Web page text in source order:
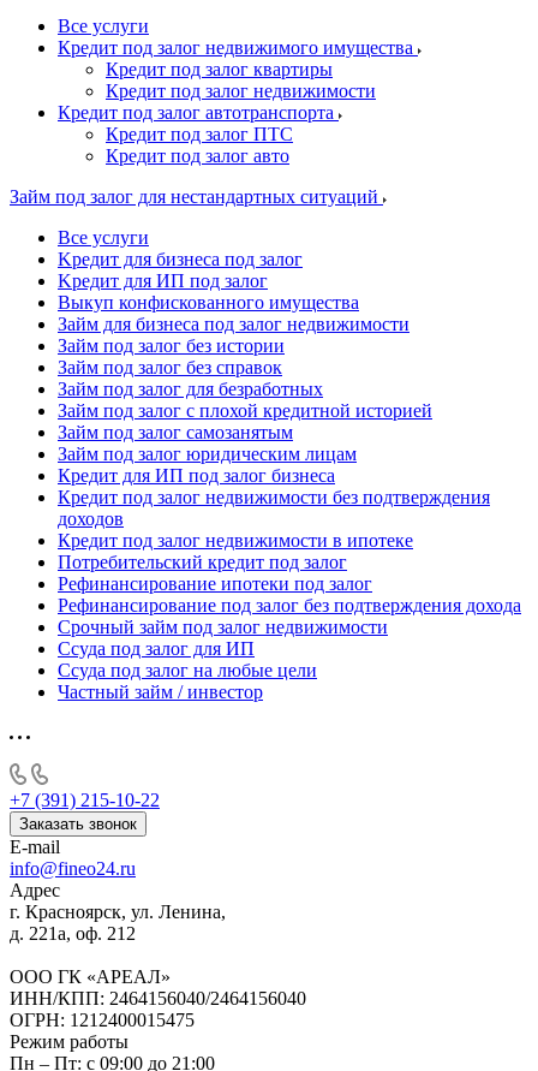
Все услуги
Кредит под залог недвижимого имущества
Кредит под залог квартиры
Кредит под залог недвижимости
Кредит под залог автотранспорта
Кредит под залог ПТС
Кредит под залог авто
Займ под залог для нестандартных ситуаций
Все услуги
Kредит для бизнеса под залог
Kредит для ИП под залог
Выкуп конфискованного имущества
Займ для бизнеса под залог недвижимости
Займ под залог без истории
Займ под залог без справок
Займ под залог для безработных
Займ под залог с плохой кредитной историей
Займ под залог самозанятым
Займ под залог юридическим лицам
Кредит для ИП под залог бизнеса
Кредит под залог недвижимости без подтверждения
доходов
Кредит под залог недвижимости в ипотеке
Потребительский кредит под залог
Рефинансирование ипотеки под залог
Рефинансирование под залог без подтверждения дохода
Срочный займ под залог недвижимости
Ссуда под залог для ИП
Ссуда под залог на любые цели
Частный займ / инвестор
+7 (391) 215-10-22
Заказать звонок
E-mail
info@fineo24.ru
Адрес
г. Красноярск, ул. Ленина,
д. 221а, оф. 212
ООО ГК «АРЕАЛ»
ИНН/КПП: 2464156040/2464156040
ОГРН: 1212400015475
Режим работы
Пн – Пт: с 09:00 до 21:00